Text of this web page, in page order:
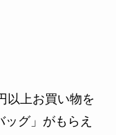
以上お買い物を
グ」がもらえ